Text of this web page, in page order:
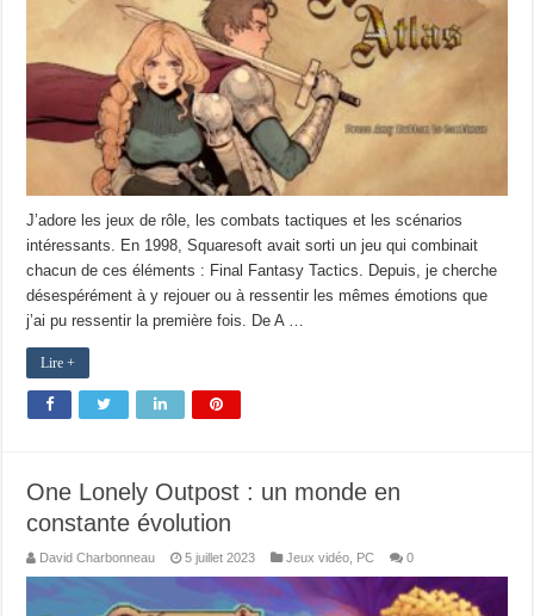
J’adore les jeux de rôle, les combats tactiques et les scénarios
intéressants. En 1998, Squaresoft avait sorti un jeu qui combinait
chacun de ces éléments : Final Fantasy Tactics. Depuis, je cherche
désespérément à y rejouer ou à ressentir les mêmes émotions que
j’ai pu ressentir la première fois. De A …
Lire +
One Lonely Outpost : un monde en
constante évolution
David Charbonneau 5 juillet 2023 Jeux vidéo PC 0